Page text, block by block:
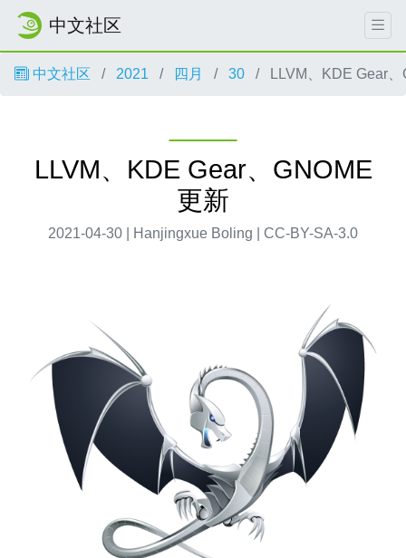
中文社区
中文社区 2021 四月 30 LLVM、KDE Gear
LLVM、KDE Gear、GNOME
更新
2021-04-30 | Hanjingxue Boling | CC-BY-SA-3.0